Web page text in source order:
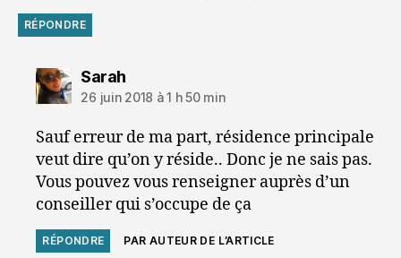
RÉPONDRE
Sarahdit :
26 juin 2018 à 1 h 50 min
Sauf erreur de ma part, résidence principale
veut dire qu’on y réside.. Donc je ne sais pas.
Vous pouvez vous renseigner auprès d’un
conseiller qui s’occupe de ça
RÉPONDRE PAR AUTEUR DE L’ARTICLE